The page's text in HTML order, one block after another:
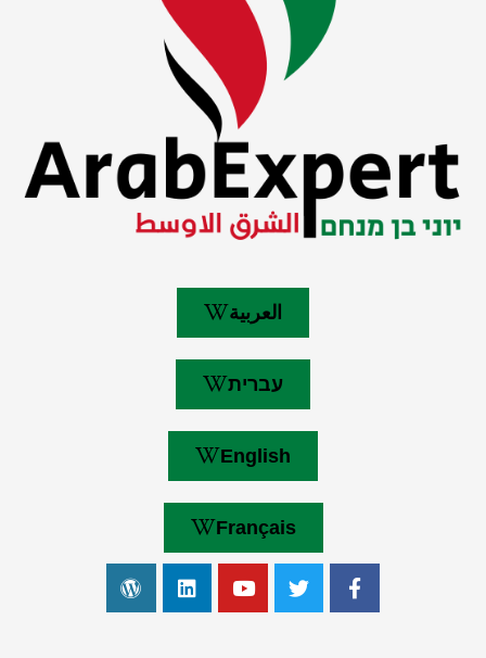
العربية
עברית
English
Français